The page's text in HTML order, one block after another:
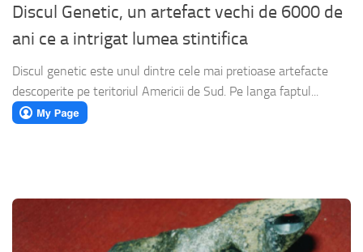
Discul Genetic, un artefact vechi de 6000 de
ani ce a intrigat lumea stintifica
Discul genetic este unul dintre cele mai pretioase artefacte
descoperite pe teritoriul Americii de Sud. Pe langa faptul...